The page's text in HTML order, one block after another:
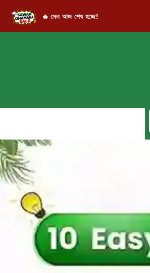
🔥 সেল আজ শেষ হচ্ছে!